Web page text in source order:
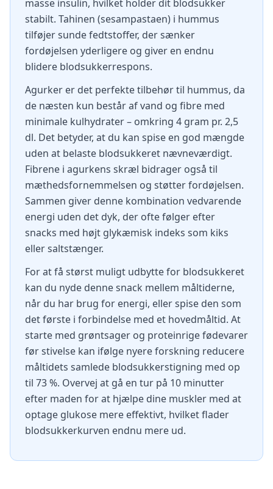
masse insulin, hvilket holder dit blodsukker
stabilt. Tahinen (sesampastaen) i hummus
tilføjer sunde fedtstoffer, der sænker
fordøjelsen yderligere og giver en endnu
blidere blodsukkerrespons.
Agurker er det perfekte tilbehør til hummus, da
de næsten kun består af vand og fibre med
minimale kulhydrater – omkring 4 gram pr. 2,5
dl. Det betyder, at du kan spise en god mængde
uden at belaste blodsukkeret nævneværdigt.
Fibrene i agurkens skræl bidrager også til
mæthedsfornemmelsen og støtter fordøjelsen.
Sammen giver denne kombination vedvarende
energi uden det dyk, der ofte følger efter
snacks med højt glykæmisk indeks som kiks
eller saltstænger.
For at få størst muligt udbytte for blodsukkeret
kan du nyde denne snack mellem måltiderne,
når du har brug for energi, eller spise den som
det første i forbindelse med et hovedmåltid. At
starte med grøntsager og proteinrige fødevarer
før stivelse kan ifølge nyere forskning reducere
måltidets samlede blodsukkerstigning med op
til 73 %. Overvej at gå en tur på 10 minutter
efter maden for at hjælpe dine muskler med at
optage glukose mere effektivt, hvilket flader
blodsukkerkurven endnu mere ud.